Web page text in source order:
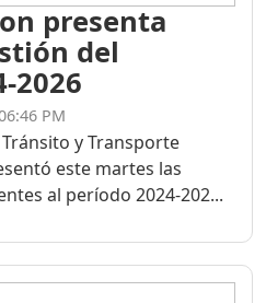
presenta
del
2026
PM
y Transporte
este martes las
al período 2024-202...